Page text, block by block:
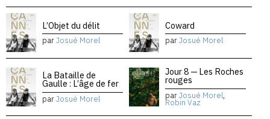
L’Objet du délit
parJosué Morel
Coward
parJosué Morel
La Bataille de
Gaulle : L’âge de fer
parJosué Morel
Jour 8 — Les Roches
rouges
parJosué Morel,
Robin Vaz